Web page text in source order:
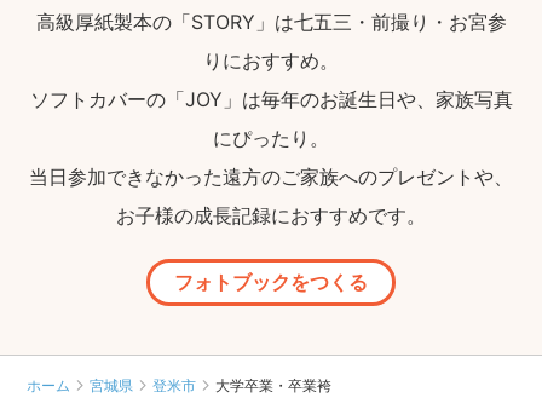
高級厚紙製本の「STORY」は七五三・前撮り・お宮参
りにおすすめ。
ソフトカバーの「JOY」は毎年のお誕生日や、家族写真
にぴったり。
当日参加できなかった遠方のご家族へのプレゼントや、
お子様の成長記録におすすめです。
フォトブックをつくる
ホーム 宮城県 登米市 大学卒業・卒業袴